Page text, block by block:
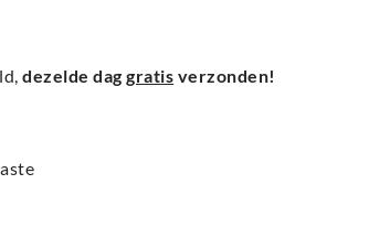
dezelde daggratis verzonden!